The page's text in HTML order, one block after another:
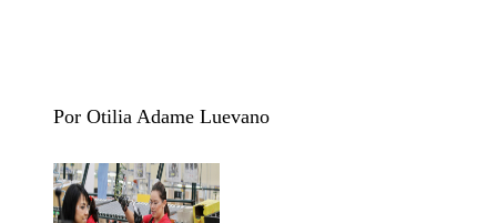
Por Otilia Adame Luevano